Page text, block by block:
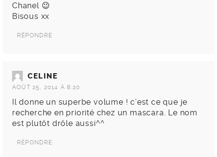
Chanel 😉
Bisous xx
RÉPONDRE
CELINE
AOÛT 25, 2014 À 8:20
Il donne un superbe volume ! c’est ce que je
recherche en priorité chez un mascara. Le nom
est plutôt drôle aussi^^
RÉPONDRE